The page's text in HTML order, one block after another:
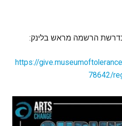
הרשמה מראש בלינק:
https://
78642/